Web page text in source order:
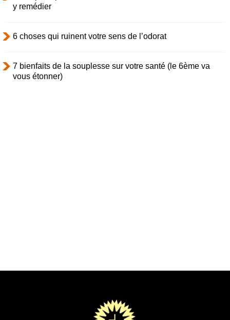
y remédier
6 choses qui ruinent votre sens de l’odorat
7 bienfaits de la souplesse sur votre santé (le 6ème va
vous étonner)